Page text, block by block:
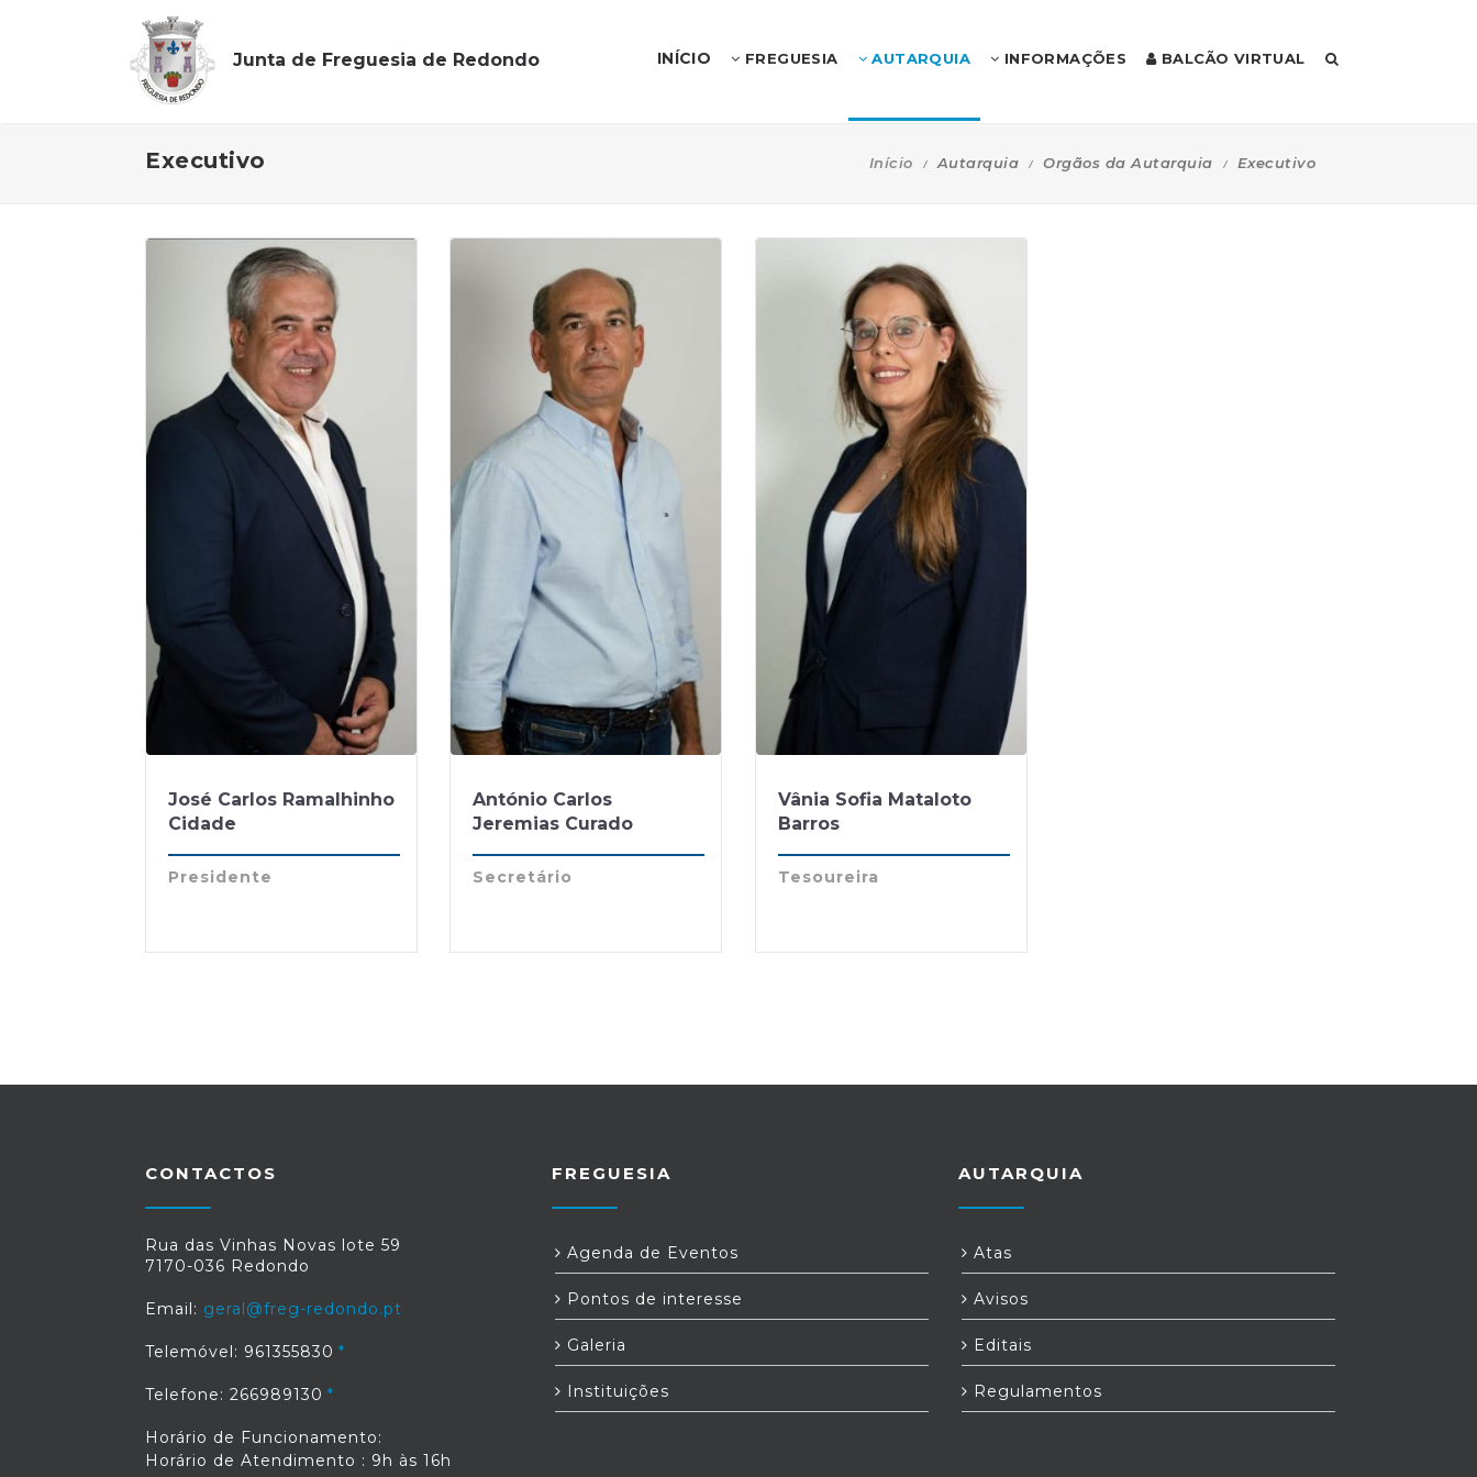
Junta de Freguesia de Redondo INÍCIO FREGUESIA AUTARQUIA INFORMAÇÕES BALCÃO VIRTUAL
Executivo Início Autarquia Orgãos da Autarquia Executivo
José Carlos Ramalhinho
Cidade
Presidente
António Carlos
Jeremias Curado
Secretário
Vânia Sofia Mataloto
Barros
Tesoureira
CONTACTOS
Rua das Vinhas Novas lote 59
7170-036 Redondo
Email: geral@freg-redondo.pt
Telemóvel: 961355830
Telefone: 266989130
Horário de Funcionamento:
Horário de Atendimento : 9h às 16h
FREGUESIA
Agenda de Eventos
Pontos de interesse
Galeria
Instituições
AUTARQUIA
Atas
Avisos
Editais
Regulamentos